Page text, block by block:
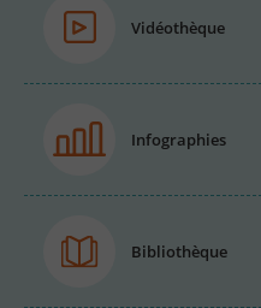
Vidéothèque
Infographies
Bibliothèque